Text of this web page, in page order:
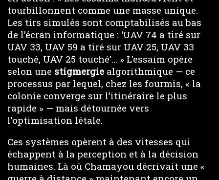
tourbillonnent comme une masse unique.
Les tirs simulés sont comptabilisés au bas
de l’écran informatique : ‘UAV 74 a tiré sur
UAV 33, UAV 59 a tiré sur UAV 25, UAV 33
touché, UAV 25 touché’… » L’essaim opère
selon une stigmergie algorithmique — ce
processus par lequel, chez les fourmis, « la
colonie converge sur l’itinéraire le plus
rapide » — mais détournée vers
l’optimisation létale.
Ces systèmes opèrent à des vitesses qui
échappent à la perception et à la décision
humaines. Là où Chamayou décrivait une «